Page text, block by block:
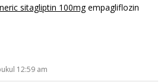
sitagliptin 100mgempagliflozin
12:59 am